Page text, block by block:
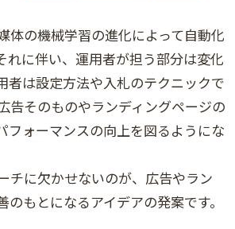
体の機械学習の進化によって自動化
れに伴い、運用者が担う部分は変化
者は設定方法や入札のテクニックで
告そのものやランディングページの
フォーマンスの向上を図るようにな
チに欠かせないのが、広告やラン
のもとになるアイデアの発案です。